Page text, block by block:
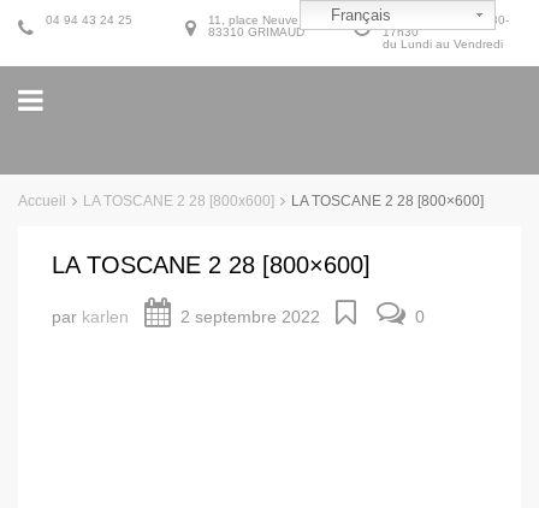
9h30-12h30 et 14h30-
17h30
du Lundi au Vendredi
11, place Neuve
83310 GRIMAUD
04 94 43 24 25
Accueil LA TOSCANE 2 28 [800x600] LA TOSCANE 2 28 [800×600]
LA TOSCANE 2 28 [800×600]
par karlen 2 septembre 2022 0
Français